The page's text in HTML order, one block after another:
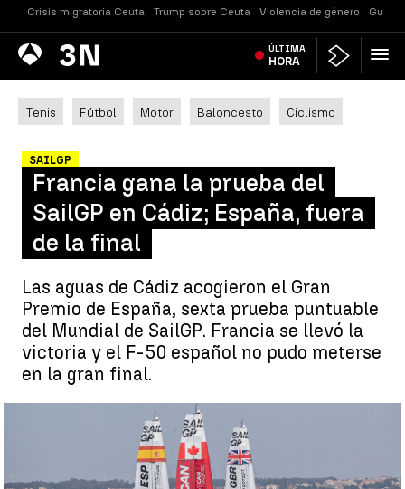
Crisis migratoria Ceuta Trump sobre Ceuta Violencia de género
Antena
3 Noticias ÚLTIMA
HORA
Tenis Fútbol Motor Baloncesto Ciclismo
SAILGP
Francia gana la prueba del
SailGP en Cádiz; España, fuera
de la final
Las aguas de Cádiz acogieron el Gran
Premio de España, sexta prueba puntuable
del Mundial de SailGP. Francia se llevó la
victoria y el F-50 español no pudo meterse
en la gran final.
Francia gana la prueba del SailGP en Cádiz; España, fuera de la